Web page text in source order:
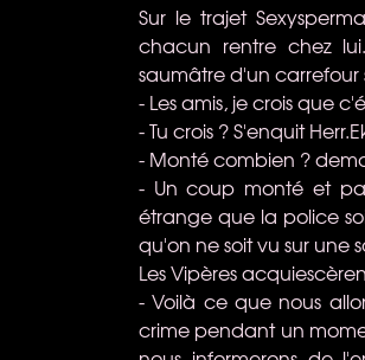
Sur le trajet
chacun rentre chez
saumâtre d'un carrefour
- Les amis, je crois que
- Tu crois ? S'enquit
- Monté combien ?
- Un coup monté et
étrange que la police
qu'on ne soit vu sur une
Les Vipères
- Voilà ce que nous
crime pendant un